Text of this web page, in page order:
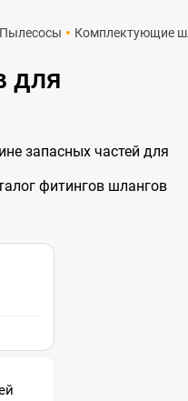
Пылесосы Комплектующие
для
запасных частей для
фитингов шлангов